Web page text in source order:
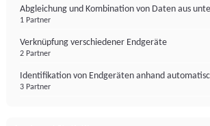
Abgleichung und Kombination von Daten aus
1 Partner
Verknüpfung verschiedener Endgeräte
2 Partner
Identifikation von Endgeräten anhand
3 Partner